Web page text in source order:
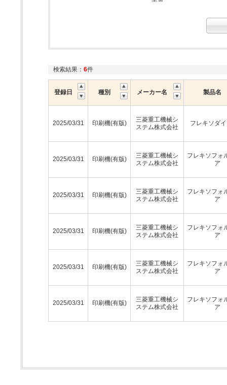
検索結果： 6件
登録日 種別 メーカー名 製品名
2025/03/31 印刷機(有版)
三菱重工機械シ
ステム株式会社
フレキソダ
2025/03/31 印刷機(有版)
三菱重工機械シ
ステム株式会社
フレキソフォ
ア
2025/03/31 印刷機(有版)
三菱重工機械シ
ステム株式会社
フレキソフォ
ア
2025/03/31 印刷機(有版)
三菱重工機械シ
ステム株式会社
フレキソフォ
ア
2025/03/31 印刷機(有版)
三菱重工機械シ
ステム株式会社
フレキソフォ
ア
2025/03/31 印刷機(有版)
三菱重工機械シ
ステム株式会社
フレキソフォ
ア